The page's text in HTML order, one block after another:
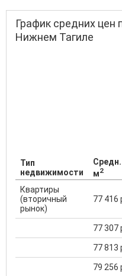
График средних цен
Нижнем Тагиле
Тип
недвижимости
м2
Квартиры
(вторичный
рынок)
77 416
77 307
77 813
79 256